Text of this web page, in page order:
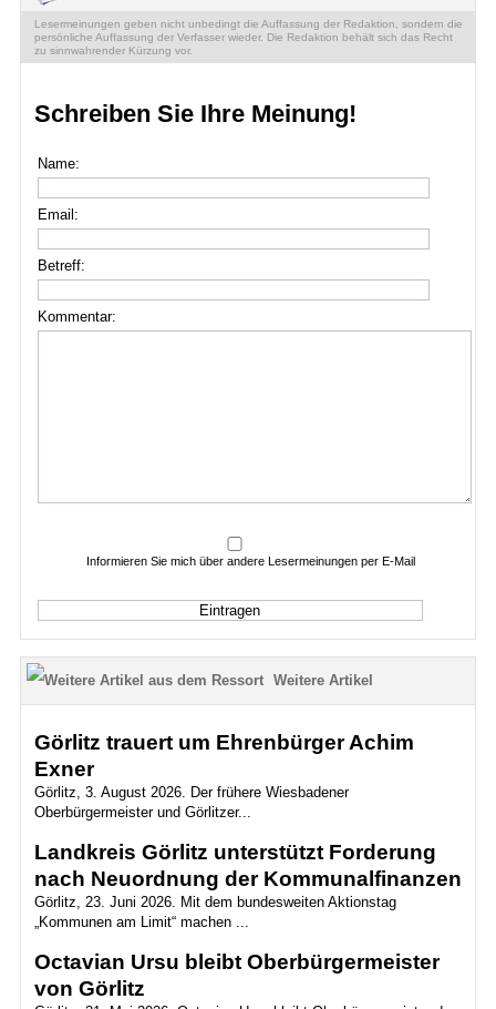
Lesermeinungen geben nicht unbedingt die Auffassung der Redaktion, sondern die
persönliche Auffassung der Verfasser wieder. Die Redaktion behält sich das Recht
zu sinnwahrender Kürzung vor.
Schreiben Sie Ihre Meinung!
Name:
Email:
Betreff:
Kommentar:
Informieren Sie mich über andere Lesermeinungen per E-Mail
Weitere Artikel
Görlitz trauert um Ehrenbürger Achim
Exner
Görlitz, 3. August 2026. Der frühere Wiesbadener
Oberbürgermeister und Görlitzer...
Landkreis Görlitz unterstützt Forderung
nach Neuordnung der Kommunalfinanzen
Görlitz, 23. Juni 2026. Mit dem bundesweiten Aktionstag
„Kommunen am Limit“ machen ...
Octavian Ursu bleibt Oberbürgermeister
von Görlitz